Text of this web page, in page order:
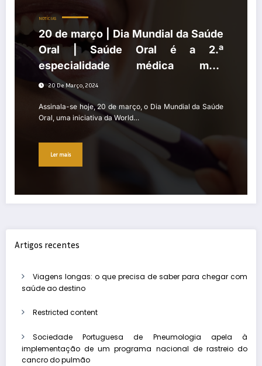
NOTÍCIAS
20 de março | Dia Mundial da Saúde
Oral | Saúde Oral é a 2.ª
especialidade médica mais
consultada pelos portugueses
20 De Março, 2024
Assinala-se hoje, 20 de março, o Dia Mundial da Saúde
Oral, uma iniciativa da World…
Ler mais
Artigos recentes
Viagens longas: o que precisa de saber para chegar com
saúde ao destino
Restricted content
Sociedade Portuguesa de Pneumologia apela à
implementação de um programa nacional de rastreio do
cancro do pulmão